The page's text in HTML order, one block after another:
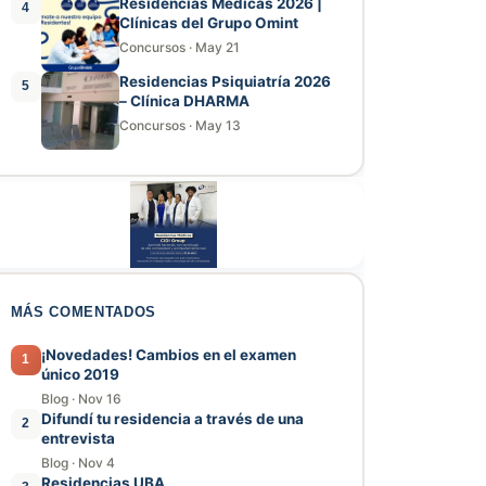
4
Clínicas del Grupo Omint
Concursos · May 21
5
Residencias Psiquiatría 2026
– Clínica DHARMA
Concursos · May 13
MÁS COMENTADOS
1
¡Novedades! Cambios en el examen
único 2019
Blog · Nov 16
2
Difundí tu residencia a través de una
entrevista
Blog · Nov 4
Residencias UBA